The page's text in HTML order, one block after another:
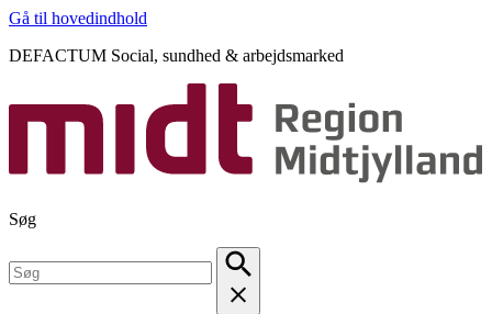
Gå til hovedindhold
DEFACTUM Social, sundhed & arbejdsmarked
Søg